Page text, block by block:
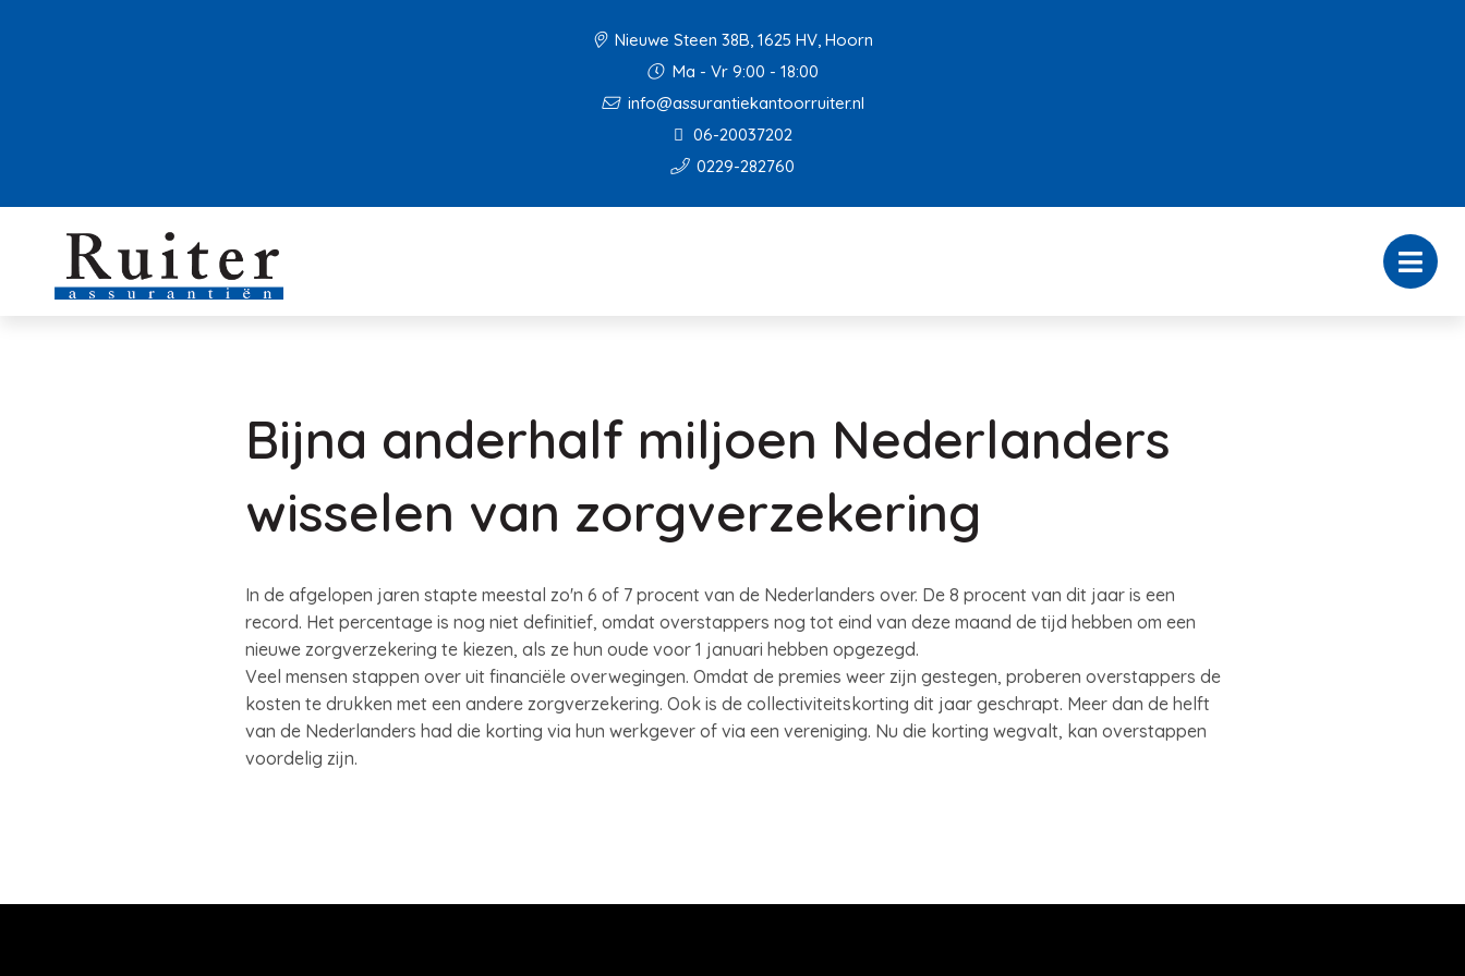
Nieuwe Steen 38B, 1625 HV, Hoorn
Ma - Vr 9:00 - 18:00
info@assurantiekantoorruiter.nl
06-20037202
0229-282760
Bijna anderhalf miljoen Nederlanders
wisselen van zorgverzekering
In de afgelopen jaren stapte meestal zo'n 6 of 7 procent van de Nederlanders over. De 8 procent van dit jaar is een
record. Het percentage is nog niet definitief, omdat overstappers nog tot eind van deze maand de tijd hebben om een
nieuwe zorgverzekering te kiezen, als ze hun oude voor 1 januari hebben opgezegd.
Veel mensen stappen over uit financiële overwegingen. Omdat de premies weer zijn gestegen, proberen overstappers de
kosten te drukken met een andere zorgverzekering. Ook is de collectiviteitskorting dit jaar geschrapt. Meer dan de helft
van de Nederlanders had die korting via hun werkgever of via een vereniging. Nu die korting wegvalt, kan overstappen
voordelig zijn.